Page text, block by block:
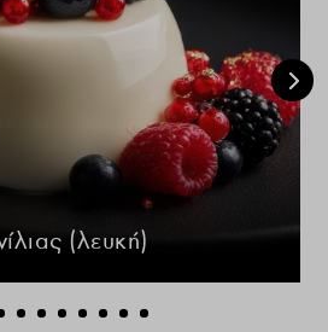
(λευκή)